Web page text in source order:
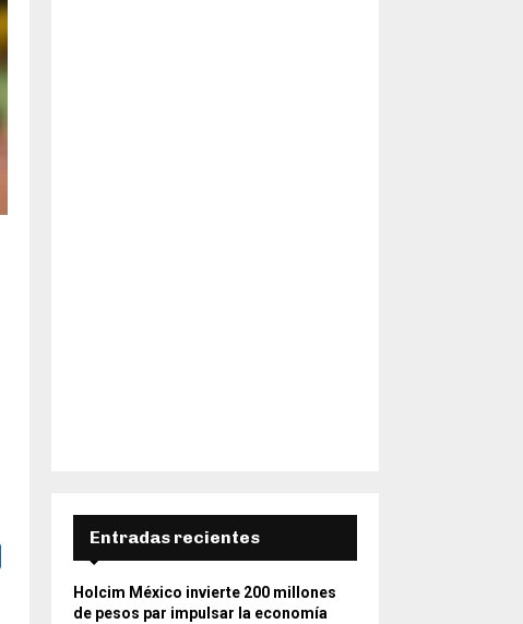
Entradas recientes
Holcim México invierte 200 millones
de pesos par impulsar la economía